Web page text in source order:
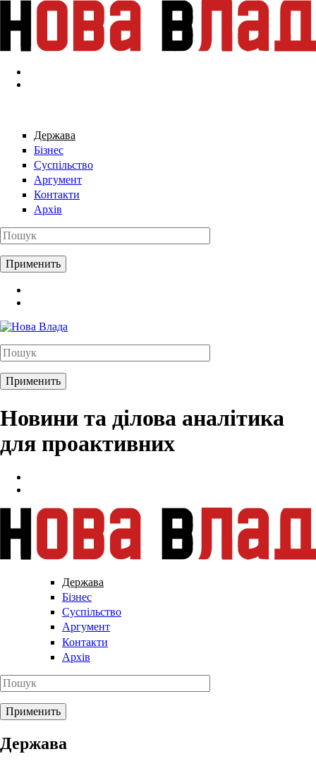
Перейти к основному содержанию
Держава
Бізнес
Суспільство
Аргумент
Контакти
Архів
Новини та ділова аналітика
для проактивних
Держава
Бізнес
Суспільство
Аргумент
Контакти
Архів
Держава